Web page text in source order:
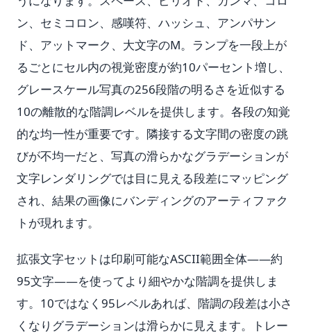
ン、セミコロン、感嘆符、ハッシュ、アンパサン
ド、アットマーク、大文字のM。ランプを一段上が
るごとにセル内の視覚密度が約10パーセント増し、
グレースケール写真の256段階の明るさを近似する
10の離散的な階調レベルを提供します。各段の知覚
的な均一性が重要です。隣接する文字間の密度の跳
びが不均一だと、写真の滑らかなグラデーションが
文字レンダリングでは目に見える段差にマッピング
され、結果の画像にバンディングのアーティファク
トが現れます。
拡張文字セットは印刷可能なASCII範囲全体——約
95文字——を使ってより細やかな階調を提供しま
す。10ではなく95レベルあれば、階調の段差は小さ
くなりグラデーションは滑らかに見えます。トレー